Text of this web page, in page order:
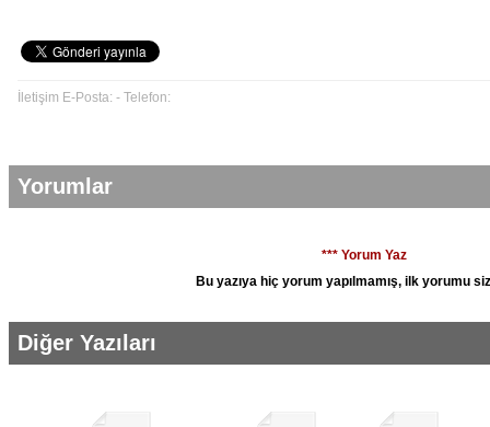
İletişim E-Posta: - Telefon:
Yorumlar
*** Yorum Yaz
Bu yazıya hiç yorum yapılmamış, ilk yorumu
Diğer Yazıları